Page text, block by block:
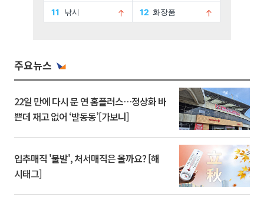
주요뉴스
22일 만에 다시 문 연 홈플러스…정상화 바
쁜데 재고 없어 ‘발동동’[가보니]
입추매직 '불발', 처서매직은 올까요? [해
시태그]